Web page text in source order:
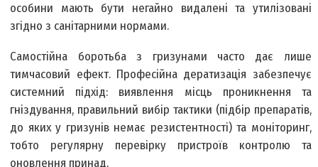
особини мають бути негайно видалені та утилізовані
згідно з санітарними нормами.
Самостійна боротьба з гризунами часто дає лише
тимчасовий ефект. Професійна дератизація забезпечує
системний підхід: виявлення місць проникнення та
гніздування, правильний вибір тактики (підбір препаратів,
до яких у гризунів немає резистентності) та моніторинг,
тобто регулярну перевірку пристроїв контролю та
оновлення принад.